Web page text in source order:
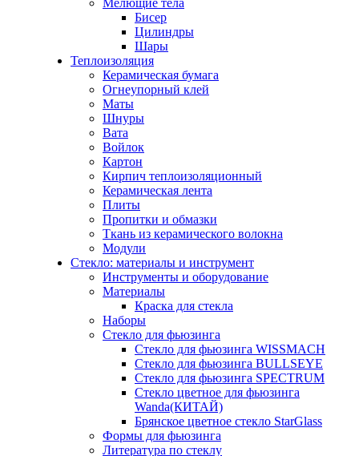
Мелющие тела
Бисер
Цилиндры
Шары
Теплоизоляция
Керамическая бумага
Огнеупорный клей
Маты
Шнуры
Вата
Войлок
Картон
Кирпич теплоизоляционный
Керамическая лента
Плиты
Пропитки и обмазки
Ткань из керамического волокна
Модули
Стекло: материалы и инструмент
Инструменты и оборудование
Материалы
Краска для стекла
Наборы
Стекло для фьюзинга
Стекло для фьюзинга WISSMACH
Стекло для фьюзинга BULLSEYE
Стекло для фьюзинга SPECTRUM
Стекло цветное для фьюзинга
Wanda(КИТАЙ)
Брянское цветное стекло StarGlass
Формы для фьюзинга
Литература по стеклу